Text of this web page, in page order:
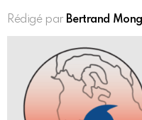
Rédigé par Bertrand